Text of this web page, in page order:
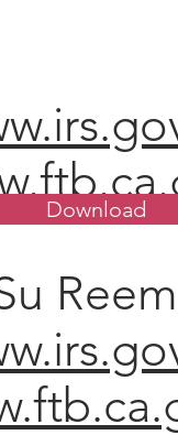
Download